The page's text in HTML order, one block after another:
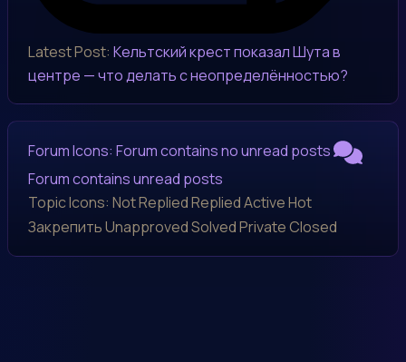
Latest Post: Кельтский крест показал Шута в
центре — что делать с неопределённостью?
Forum Icons: Forum contains no unread posts
Forum contains unread posts
Topic Icons: Not RepliedRepliedActiveHot
ЗакрепитьUnapprovedSolvedPrivateClosed